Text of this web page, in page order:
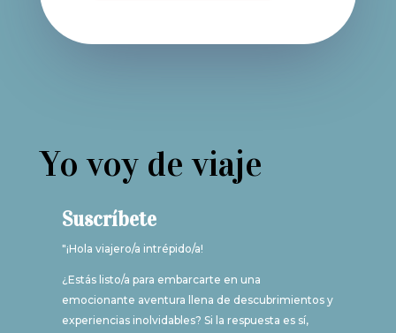
Yo voy de viaje
Suscríbete
"¡Hola viajero/a intrépido/a!
¿Estás listo/a para embarcarte en una
emocionante aventura llena de descubrimientos y
experiencias inolvidables? Si la respuesta es sí,